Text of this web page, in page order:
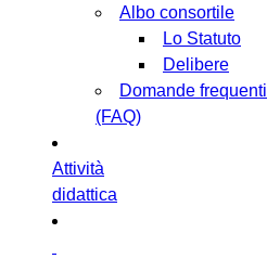
Albo consortile
Lo Statuto
Delibere
Domande frequenti
(FAQ)
Attività
didattica